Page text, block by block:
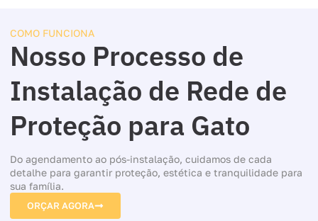
COMO FUNCIONA
Nosso Processo de
Instalação de Rede de
Proteção para Gato
Do agendamento ao pós-instalação, cuidamos de cada
detalhe para garantir proteção, estética e tranquilidade para
sua família.
ORÇAR AGORA